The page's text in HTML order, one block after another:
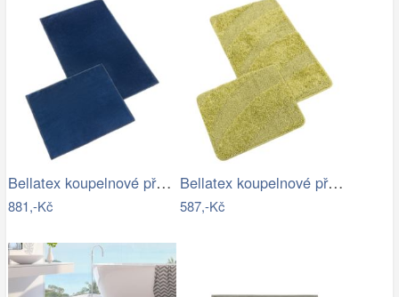
Bellatex koupelnové předložky BANYGOLD…
881,-Kč
Bellatex koupelnové předložky…
587,-Kč